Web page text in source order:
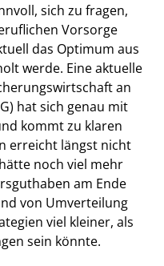
sich zu fragen,
Vorsorge
das Optimum aus
werde. Eine aktuelle
an
hat sich genau mit
kommt zu klaren
erreicht längst nicht
noch viel mehr
am Ende
von Umverteilung
viel kleiner, als
sein könnte.